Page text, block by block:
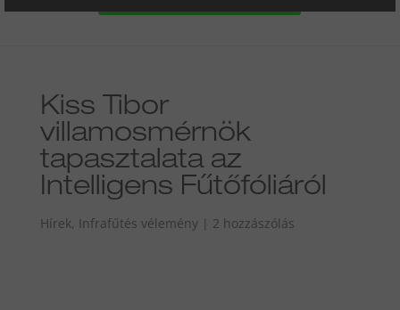
Kiss Tibor
villamosmérnök
tapasztalata az
Intelligens Fűtőfóliáról
Hírek, Infrafűtés vélemény| 2 hozzászólás